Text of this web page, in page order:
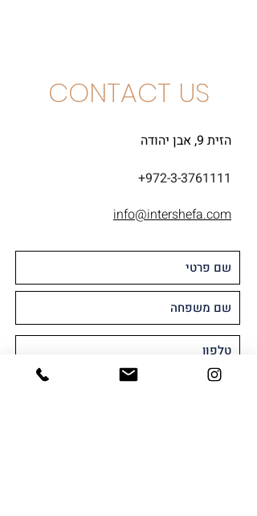
CONTACT US
הזית 9, אבן יהודה
+972-3-3761111
info@intershefa.com